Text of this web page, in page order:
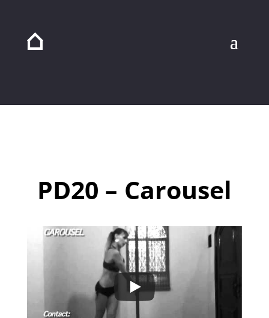
PD20 – Carousel